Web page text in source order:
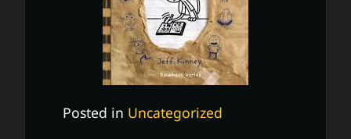
Posted in Uncategorized